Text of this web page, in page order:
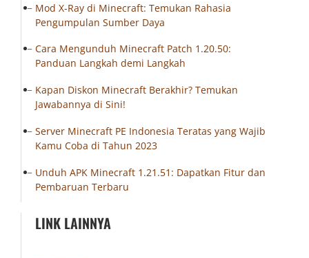
Mod X-Ray di Minecraft: Temukan Rahasia
Pengumpulan Sumber Daya
Cara Mengunduh Minecraft Patch 1.20.50:
Panduan Langkah demi Langkah
Kapan Diskon Minecraft Berakhir? Temukan
Jawabannya di Sini!
Server Minecraft PE Indonesia Teratas yang Wajib
Kamu Coba di Tahun 2023
Unduh APK Minecraft 1.21.51: Dapatkan Fitur dan
Pembaruan Terbaru
LINK LAINNYA